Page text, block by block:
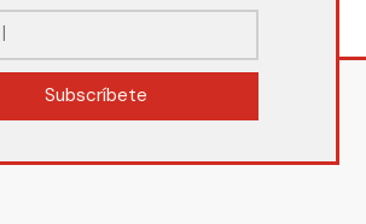
Subscríbete